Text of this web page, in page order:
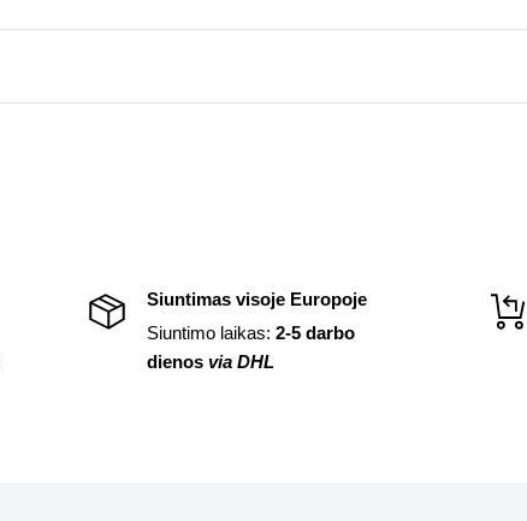
Siuntimas visoje Europoje
Siuntimo laikas: 2-5 darbo
dienosvia DHL